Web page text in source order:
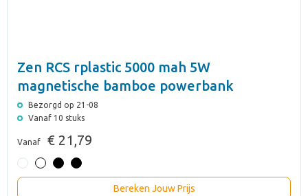
Zen RCS rplastic 5000 mah 5W
magnetische bamboe powerbank
Bezorgd op 21-08
Vanaf 10 stuks
Vanaf € 21,79
Bereken Jouw Prijs